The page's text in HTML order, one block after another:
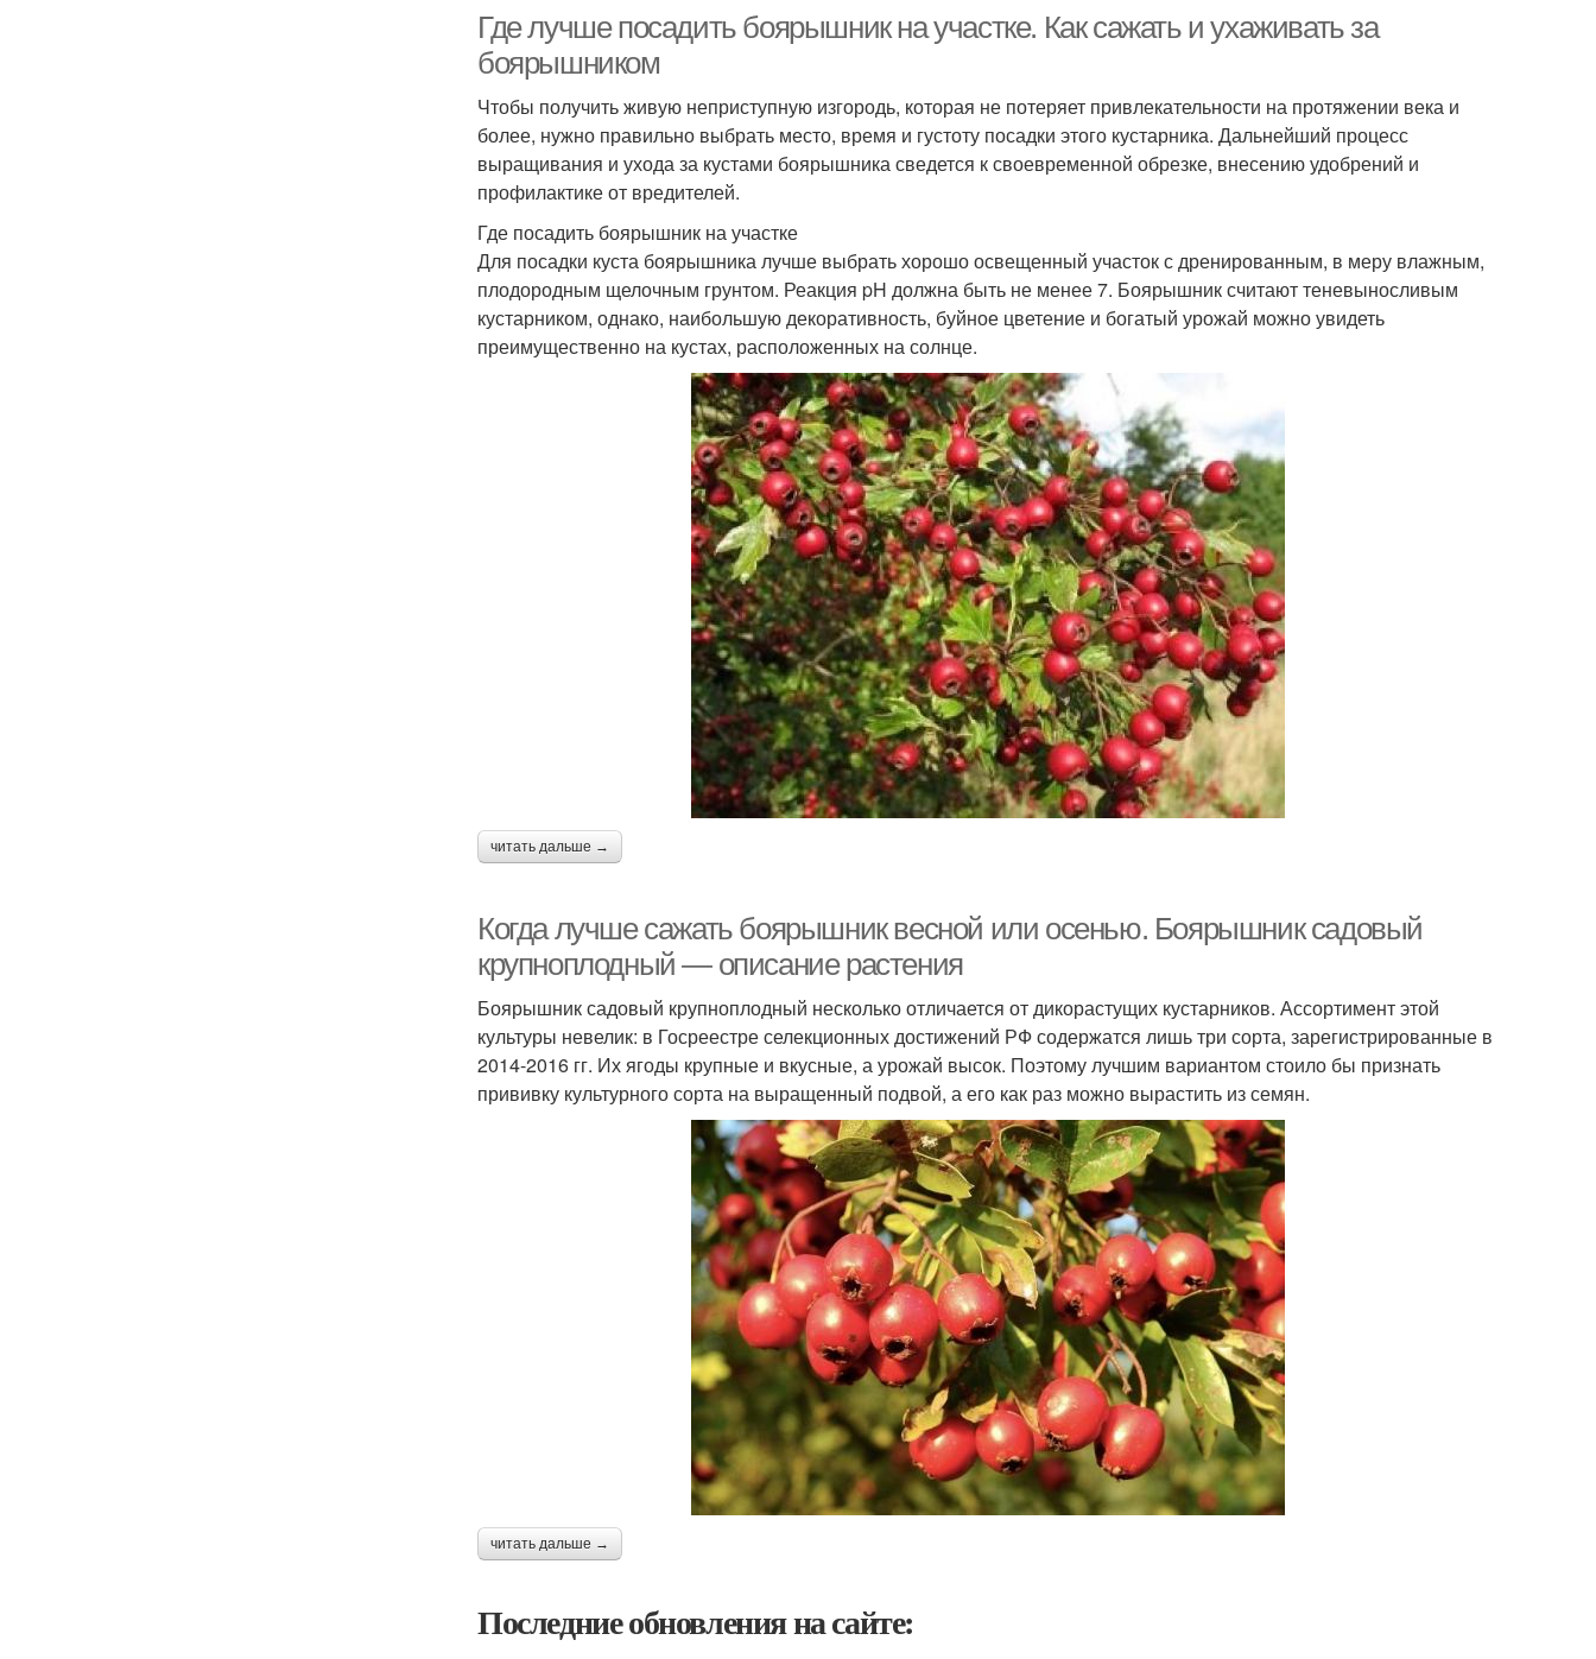
Где лучше посадить боярышник на участке. Как сажать и ухаживать за
боярышником
Чтобы получить живую неприступную изгородь, которая не потеряет привлекательности на протяжении века и
более, нужно правильно выбрать место, время и густоту посадки этого кустарника. Дальнейший процесс
выращивания и ухода за кустами боярышника сведется к своевременной обрезке, внесению удобрений и
профилактике от вредителей.
Где посадить боярышник на участке
Для посадки куста боярышника лучше выбрать хорошо освещенный участок с дренированным, в меру влажным,
плодородным щелочным грунтом. Реакция pH должна быть не менее 7. Боярышник считают теневыносливым
кустарником, однако, наибольшую декоративность, буйное цветение и богатый урожай можно увидеть
преимущественно на кустах, расположенных на солнце.
читать дальше →
Когда лучше сажать боярышник весной или осенью. Боярышник садовый
крупноплодный — описание растения
Боярышник садовый крупноплодный несколько отличается от дикорастущих кустарников. Ассортимент этой
культуры невелик: в Госреестре селекционных достижений РФ содержатся лишь три сорта, зарегистрированные в
2014-2016 гг. Их ягоды крупные и вкусные, а урожай высок. Поэтому лучшим вариантом стоило бы признать
прививку культурного сорта на выращенный подвой, а его как раз можно вырастить из семян.
читать дальше →
Последние обновления на сайте: